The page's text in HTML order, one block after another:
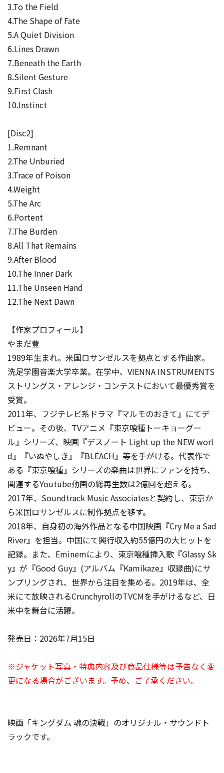
3.To the Field
4.The Shape of Fate
5.A Quiet Division
6.Lines Drawn
7.Beneath the Earth
8.Silent Gesture
9.First Clash
10.Instinct
[Disc2]
1.Remnant
2.The Unburied
3.Trace of Poison
4.Weight
5.The Arc
6.Portent
7.The Burden
8.All That Remains
9.After Blood
10.The Inner Dark
11.The Unseen Hand
12.The Next Dawn
【作家プロフィール】
やまだ豊
1989年生まれ。米国ロサンゼルスを拠点とする作曲家。
洗足学園音楽大学卒業。在学中、VIENNA INSTRUMENTS
ストリングス・アレンジ・コンテストにおいて最優秀賞を
受賞。
2011年、フジテレビ系ドラマ『マルモのおきて』にてデ
ビュー。その後、TVアニメ『東京喰種トーキョーグー
ル』シリーズ、映画『デスノート Light up the NEW worl
d』『いぬやしき』『BLEACH』等を手がける。代表作で
ある『東京喰種』シリーズの楽曲は世界にファンを持ち、
関連するYoutube動画の総再生数は2億回を超える。
2017年、Soundtrack Music Associatesと契約し、東京か
ら米国ロサンゼルスに制作拠点を移す。
2018年、自身初の海外作品となる中国映画『Cry Me a Sad
River』を担当。中国にて興行収入約55億円の大ヒットを
記録。また、Eminemにより、東京喰種挿入歌『Glassy Sk
y』が『Good Guy』(アルバム『Kamikaze』収録曲)にサ
ンプリングされ、世界から注目を集める。2019年は、全
米にて放映されるCrunchyrollのTVCMを手がけるなど、日
米中を舞台に活躍。
発売日：2026年7月15日
※ジャケット写真・特典内容及び商品仕様等は予告なく変
更になる場合がございます。予め、ご了承ください。
映画「キングダム 魂の決戦」のオリジナル・サウンドト
ラックです。